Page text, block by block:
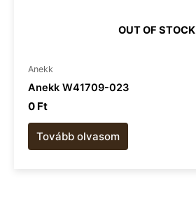
OUT OF STOCK
Anekk
Anekk W41709-023
0 Ft
Tovább olvasom